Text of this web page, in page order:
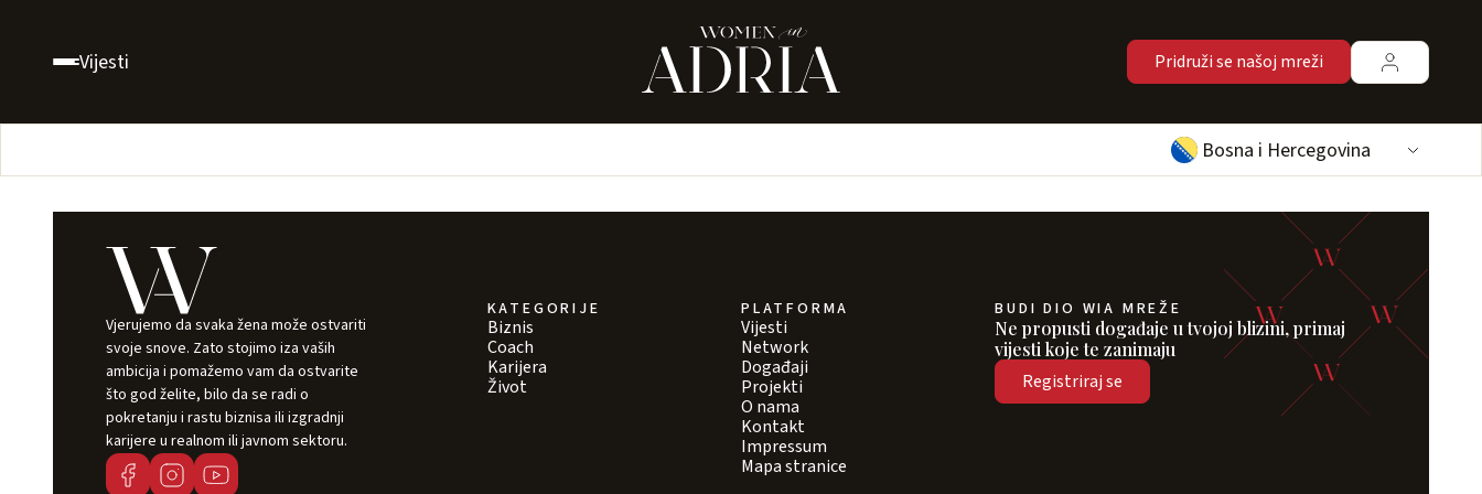
Vijesti Pridruži se našoj mreži
Bosna i Hercegovina
Vjerujemo da svaka žena može ostvariti
svoje snove. Zato stojimo iza vaših
ambicija i pomažemo vam da ostvarite
što god želite, bilo da se radi o
pokretanju i rastu biznisa ili izgradnji
karijere u realnom ili javnom sektoru.
KATEGORIJE
Biznis
Coach
Karijera
Život
PLATFORMA
Vijesti
Network
Događaji
Projekti
O nama
Kontakt
Impressum
Mapa stranice
BUDI DIO WIA MREŽE
Ne propusti događaje u tvojoj blizini, primaj
vijesti koje te zanimaju
Registriraj se